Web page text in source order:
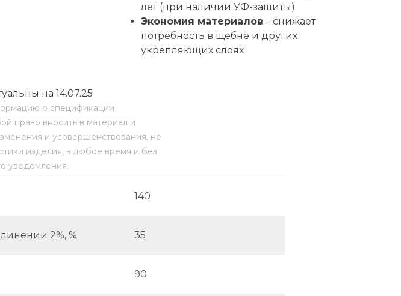
лет (при наличии УФ-защиты)
Экономия материалов – снижает
потребность в щебне и других
укрепляющих слоях
на 14.07.25
о спецификации
право вносить в материал и
и усовершенствования, не
изделия, в любое время и без
уведомления.
140
2%, % 35
90